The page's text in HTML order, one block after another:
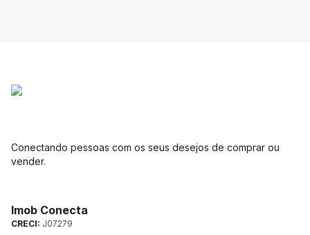
Conectando pessoas com os seus desejos de comprar ou
vender.
Imob Conecta
CRECI: J07279